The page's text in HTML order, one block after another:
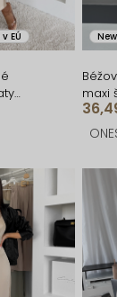
EÚ New
maxi